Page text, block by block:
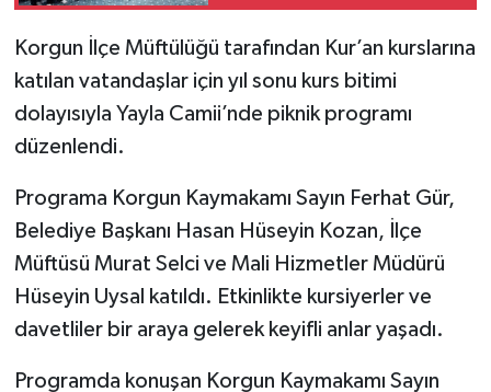
Korgun İlçe Müftülüğü tarafından Kur’an kurslarına
katılan vatandaşlar için yıl sonu kurs bitimi
dolayısıyla Yayla Camii’nde piknik programı
düzenlendi.
Programa Korgun Kaymakamı Sayın Ferhat Gür,
Belediye Başkanı Hasan Hüseyin Kozan, İlçe
Müftüsü Murat Selci ve Mali Hizmetler Müdürü
Hüseyin Uysal katıldı. Etkinlikte kursiyerler ve
davetliler bir araya gelerek keyifli anlar yaşadı.
Programda konuşan Korgun Kaymakamı Sayın
DÜNYA